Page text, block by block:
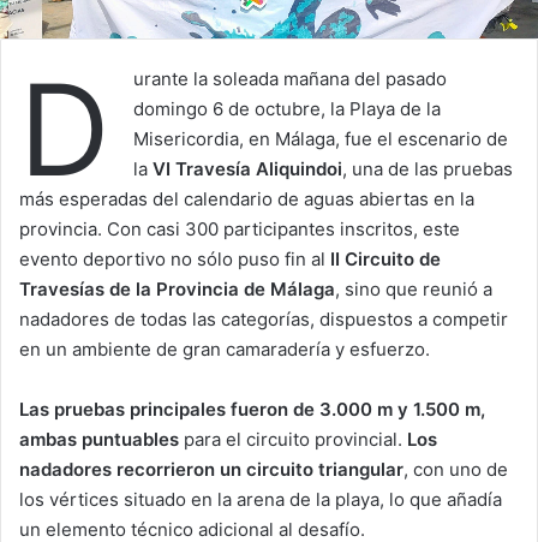
D
urante la soleada mañana del pasado
domingo 6 de octubre, la Playa de la
Misericordia, en Málaga, fue el escenario de
la VI Travesía Aliquindoi, una de las pruebas
más esperadas del calendario de aguas abiertas en la
provincia. Con casi 300 participantes inscritos, este
evento deportivo no sólo puso fin al II Circuito de
Travesías de la Provincia de Málaga, sino que reunió a
nadadores de todas las categorías, dispuestos a competir
en un ambiente de gran camaradería y esfuerzo.
Las pruebas principales fueron de 3.000 m y 1.500 m,
ambas puntuables para el circuito provincial. Los
nadadores recorrieron un circuito triangular, con uno de
los vértices situado en la arena de la playa, lo que añadía
un elemento técnico adicional al desafío.